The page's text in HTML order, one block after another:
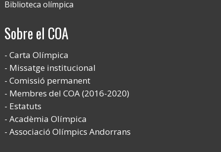
Biblioteca olímpica
Sobre el COA
Carta Olímpica
Missatge institucional
Comissió permanent
Membres del COA (2016-2020)
Estatuts
Acadèmia Olímpica
Associació Olímpics Andorrans